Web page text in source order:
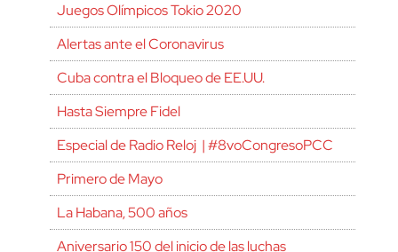
Juegos Olímpicos Tokio 2020
Alertas ante el Coronavirus
Cuba contra el Bloqueo de EE.UU.
Hasta Siempre Fidel
Especial de Radio Reloj | #8voCongresoPCC
Primero de Mayo
La Habana, 500 años
Aniversario 150 del inicio de las luchas